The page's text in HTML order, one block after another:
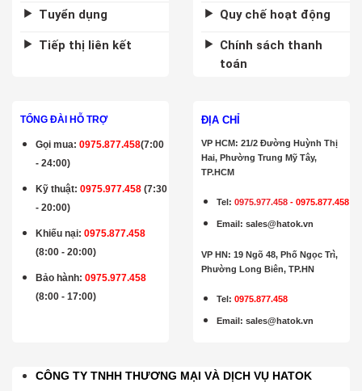
Tuyển dụng
Tiếp thị liên kết
Quy chế hoạt động
Chính sách thanh
toán
TỔNG ĐÀI HỖ TRỢ
Gọi mua:0975.877.458(7:00
- 24:00)
Kỹ thuật:0975.977.458 (7:30
- 20:00)
Khiếu nại: 0975.877.458
(8:00 - 20:00)
Bảo hành:0975.977.458
(8:00 - 17:00)
ĐỊA CHỈ
VP HCM: 21/2 Đường Huỳnh Thị
Hai, Phường Trung Mỹ Tây,
TP.HCM
Tel:0975.977.458 -0975.877.458
Email :sales@hatok.vn
VP HN: 19 Ngõ 48, Phố Ngọc Trì,
Phường Long Biên, TP.HN
Tel: 0975.877.458
Email:sales@hatok.vn
CÔNG TY TNHH THƯƠNG MẠI VÀ DỊCH VỤ HATOK